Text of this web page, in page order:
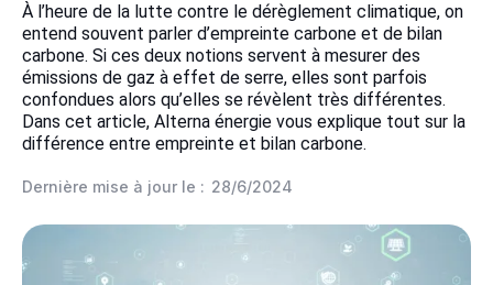
À l’heure de la lutte contre le dérèglement climatique, on
entend souvent parler d’empreinte carbone et de bilan
carbone. Si ces deux notions servent à mesurer des
émissions de gaz à effet de serre, elles sont parfois
confondues alors qu’elles se révèlent très différentes.
Dans cet article, Alterna énergie vous explique tout sur la
différence entre empreinte et bilan carbone.
Dernière mise à jour le : 28/6/2024